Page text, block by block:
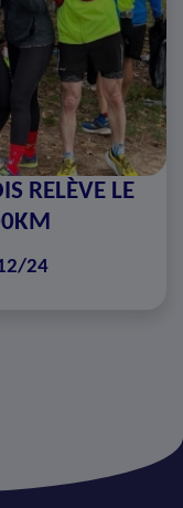
RELÈVE LE
24